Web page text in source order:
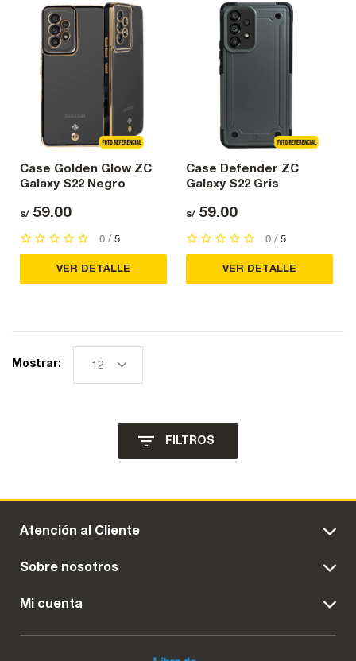
Case Golden Glow ZC
Galaxy S22 Negro
s/ 59.00
0 / 5
VER DETALLE
Case Defender ZC
Galaxy S22 Gris
s/ 59.00
0 / 5
VER DETALLE
Mostrar:
FILTROS
Atención al Cliente
Sobre nosotros
Mi cuenta